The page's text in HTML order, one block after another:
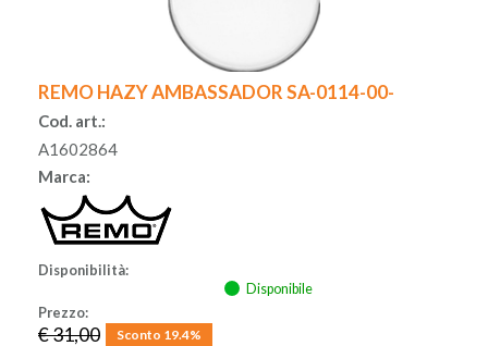
REMO HAZY AMBASSADOR SA-0114-00-
Cod. art.:
A1602864
Marca:
Disponibilità:
Disponibile
Prezzo:
€ 31,00 Sconto 19.4%